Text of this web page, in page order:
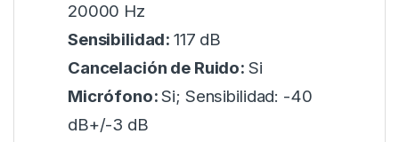
20000 Hz
Sensibilidad:117 dB
Cancelación de Ruido: Si
Micrófono:Si; Sensibilidad: -40
dB+/-3 dB